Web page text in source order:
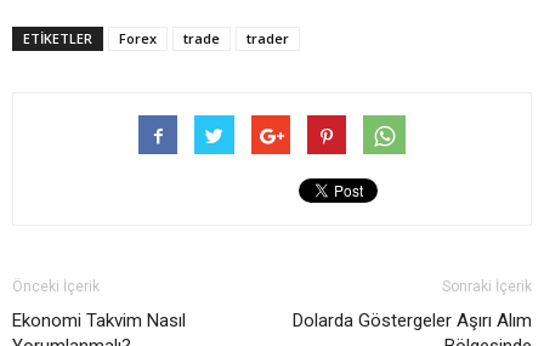
ETIKETLER Forex trade trader
Önceki İçerik
Ekonomi Takvim Nasıl
Sonraki İçerik
Dolarda Göstergeler Aşırı Alım